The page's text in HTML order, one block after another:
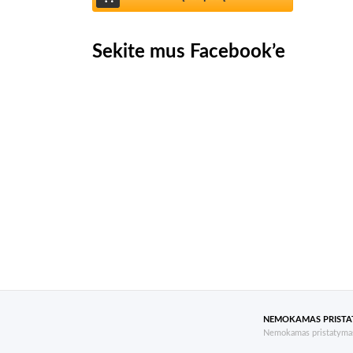
Sekite mus Facebook’e
NEMOKAMAS
Nemokamas